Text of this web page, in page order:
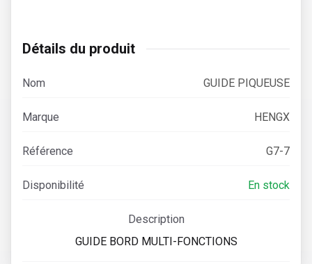
Détails du produit
Nom GUIDE PIQUEUSE
Marque HENGX
Référence G7-7
Disponibilité En stock
Description
GUIDE BORD MULTI-FONCTIONS